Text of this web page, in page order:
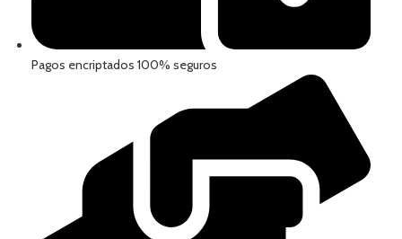
Pagos encriptados 100% seguros